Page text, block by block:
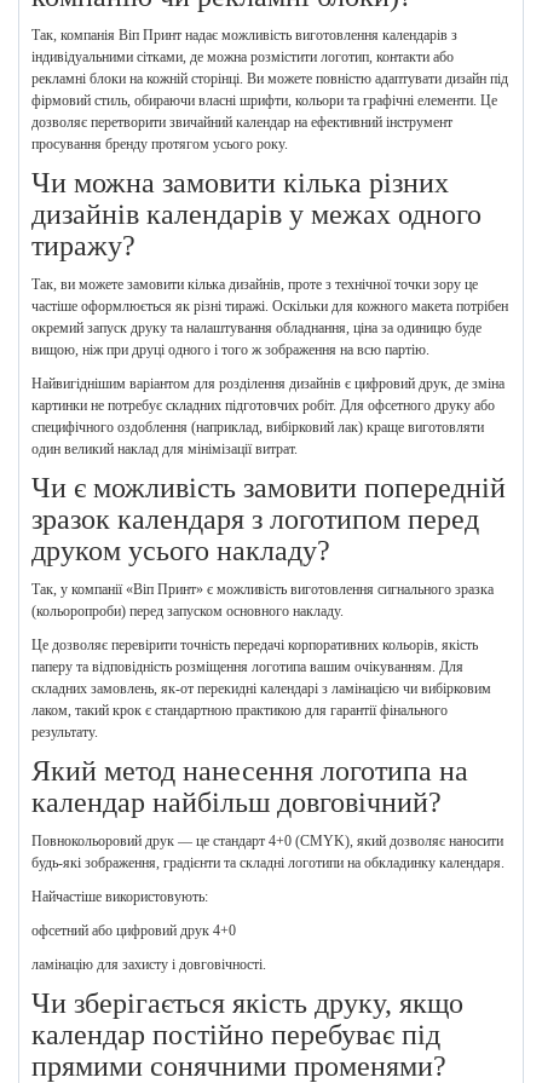
Так, компанія Віп Принт надає можливість виготовлення календарів з
індивідуальними сітками, де можна розмістити логотип, контакти або
рекламні блоки на кожній сторінці. Ви можете повністю адаптувати дизайн під
фірмовий стиль, обираючи власні шрифти, кольори та графічні елементи. Це
дозволяє перетворити звичайний календар на ефективний інструмент
просування бренду протягом усього року.
Чи можна замовити кілька різних
дизайнів календарів у межах одного
тиражу?
Так, ви можете замовити кілька дизайнів, проте з технічної точки зору це
частіше оформлюється як різні тиражі. Оскільки для кожного макета потрібен
окремий запуск друку та налаштування обладнання, ціна за одиницю буде
вищою, ніж при друці одного і того ж зображення на всю партію.
Найвигіднішим варіантом для розділення дизайнів є цифровий друк, де зміна
картинки не потребує складних підготовчих робіт. Для офсетного друку або
специфічного оздоблення (наприклад, вибірковий лак) краще виготовляти
один великий наклад для мінімізації витрат.
Чи є можливість замовити попередній
зразок календаря з логотипом перед
друком усього накладу?
Так, у компанії «Віп Принт» є можливість виготовлення сигнального зразка
(кольоропроби) перед запуском основного накладу.
Це дозволяє перевірити точність передачі корпоративних кольорів, якість
паперу та відповідність розміщення логотипа вашим очікуванням. Для
складних замовлень, як-от перекидні календарі з ламінацією чи вибірковим
лаком, такий крок є стандартною практикою для гарантії фінального
результату.
Який метод нанесення логотипа на
календар найбільш довговічний?
Повнокольоровий друк — це стандарт 4+0 (CMYK), який дозволяє наносити
будь-які зображення, градієнти та складні логотипи на обкладинку календаря.
Найчастіше використовують:
офсетний або цифровий друк 4+0
ламінацію для захисту і довговічності.
Чи зберігається якість друку, якщо
календар постійно перебуває під
прямими сонячними променями?